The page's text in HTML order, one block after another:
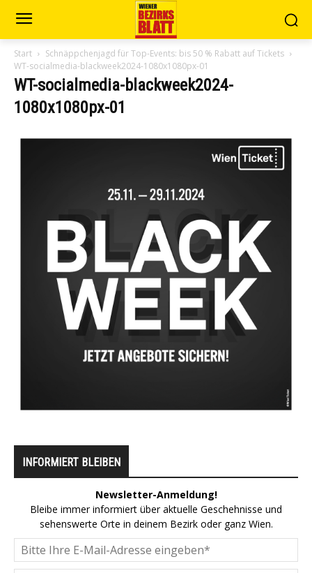
Start
Schnäppchenjagd für Top-Events: bis 50 % Rabatt auf Tickets
WT-socialmedia-blackweek2024-1080x1080px-01
WT-socialmedia-blackweek2024-
1080x1080px-01
INFORMIERT BLEIBEN
Newsletter-Anmeldung!
Bleibe immer informiert über aktuelle Geschehnisse und
sehenswerte Orte in deinem Bezirk oder ganz Wien.